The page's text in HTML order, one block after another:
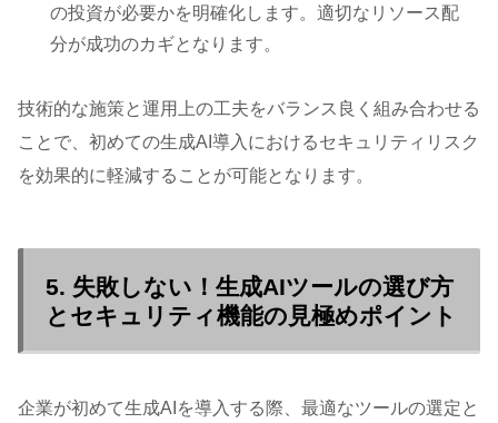
の投資が必要かを明確化します。適切なリソース配
分が成功のカギとなります。
技術的な施策と運用上の工夫をバランス良く組み合わせる
ことで、初めての生成AI導入におけるセキュリティリスク
を効果的に軽減することが可能となります。
5. 失敗しない！生成AIツールの選び方
とセキュリティ機能の見極めポイント
企業が初めて生成AIを導入する際、最適なツールの選定と